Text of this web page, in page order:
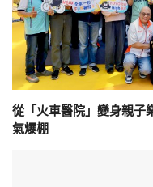
從「火車醫院」變身親
氣爆棚